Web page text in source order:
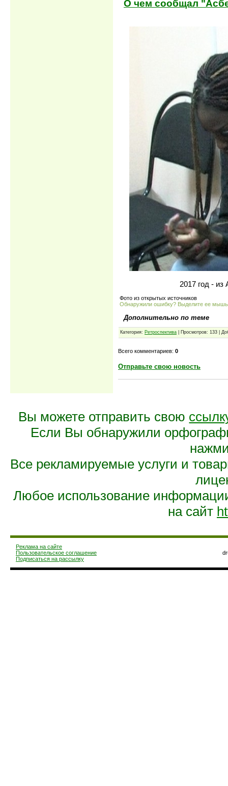
О чем сообщал
2017 год -
Фото из открытых источников
Обнаружили ошибку? Выделите ее
Дополнительно по теме
Категория: Ретроспектива | Просмотров: 133 |
Всего комментариев: 0
Отправьте свою новость
Вы можете отправить свою
Если Вы обнаружили
Все рекламируемые услуги и
Любое использование
на сайт
Реклама на сайте
Пользовательское соглашение
Подписаться на рассылку